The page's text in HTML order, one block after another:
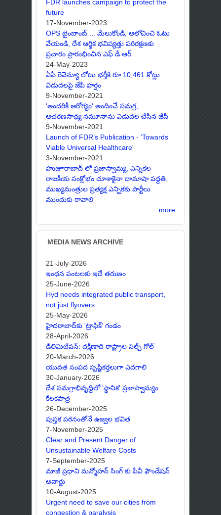
FDR launches campaign to protect the
future
17-November-2023
OPS టైంబాంబ్ ... మేలుకోండి, ఆలోచించి ఓటు
వేయండి, దేశ ఆర్థిక భవిష్యత్తు పరిరక్షణకు
ప్రచారం ప్రారంభించిన ఎఫ్ డీ ఆర్
24-May-2023
ఏపీ రెవెన్యూ లోటు భర్తీకి రూ.10,461 కోట్లు
విడుదలపై జేపీ హర్షం
9-November-2021
'అందరికీ ఆరోగ్యం' అందించే సమగ్ర,
ఆచరణసాధ్య నమూనాను విడుదల చేసిన జేపీ
9-November-2021
Launch of FDR’s Publication - 'Towards
Viable Universal Healthcare'
3-November-2021
హుజూరాబాద్ లో ప్రజాస్వామ్య, ఎన్నికల
రాజకీయ సంక్షోభం చూశాకైనా దామాషా పద్ధతి,
ముఖ్యమంత్రుల ప్రత్యక్ష ఎన్నికకు పార్టీలు
ముందుకు రావాలి
more
MEDIA NEWS ARCHIVE
21-July-2026
ఇంధన పంటలకు ఇదే తరుణం
25-June-2026
Hyd needs integrated public transport,
not just flyovers
25-May-2026
హైదరాబాద్‌కు 'ట్రాఫిక్' గండం
28-April-2026
డీలిమిటేషన్: దక్షిణాది రాష్ట్రాల సెల్ఫ్ గోల్
20-March-2026
యువత సంపద సృష్టికర్తలుగా ఎదగాలి
30-January-2026
దేశ సమగ్రాభివృద్ధిలో 'స్థానిక' ప్రజాస్వామ్యం
కీలకపాత్ర
26-December-2025
పుస్తక పఠనంతోనే ఉజ్వల భవిత
7-November-2025
Clear and Present Danger of
Unsustainable Welfare Costs
7-September-2025
మాజీ ప్రధాని మన్మోహన్ సింగ్ కు పీవీ ఫౌండేషన్
అవార్డు
10-August-2025
Urgent need to save our cities from
congestion & paralysis